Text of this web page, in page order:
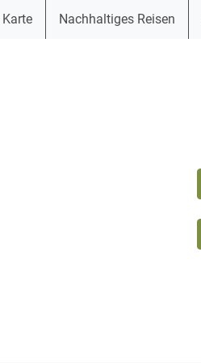
Karte Nachhaltiges Reisen